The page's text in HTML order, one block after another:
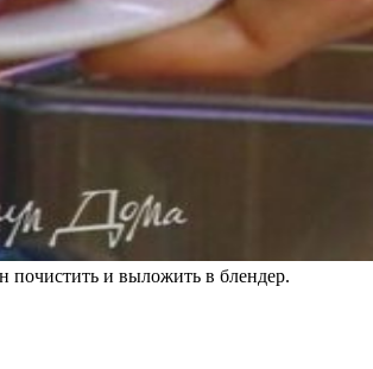
почистить и выложить в блендер.